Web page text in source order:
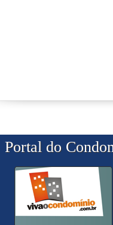
Portal do